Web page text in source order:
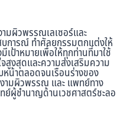
มผิวพรรณเลเซอร์และ
การณ์ ทำศัลยกรรมตกแต่งให้
เป้าหมายเพื่อให้ทุกท่านที่มาใช้
สูงสุดและความส่งเสริมความ
หน้าตลอดจนเรือนร่างของ
ามผิวพรรณ และ แพทย์ทาง
ผู้ชำนาญด้านเวชศาสตร์ชะลอ